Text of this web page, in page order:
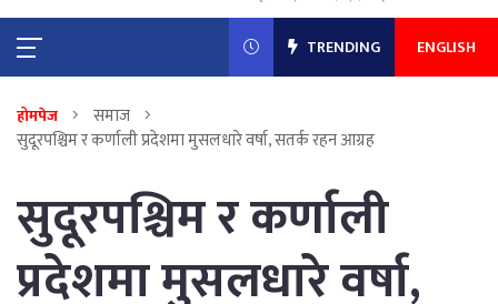
TRENDING ENGLISH
होमपेज
समाज
सुदूरपश्चिम र कर्णाली प्रदेशमा मुसलधारे वर्षा, सतर्क रहन आग्रह
सुदूरपश्चिम र कर्णाली
प्रदेशमा मुसलधारे वर्षा,